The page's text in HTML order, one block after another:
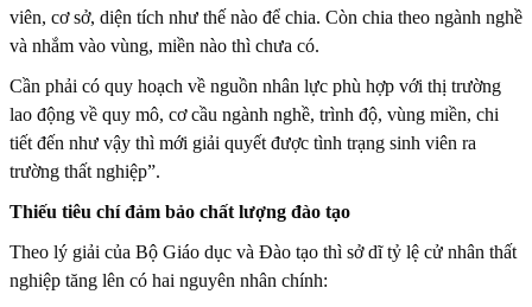
viên, cơ sở, diện tích như thế nào để chia. Còn chia theo ngành nghề
và nhắm vào vùng, miền nào thì chưa có.
Cần phải có quy hoạch về nguồn nhân lực phù hợp với thị trường
lao động về quy mô, cơ cầu ngành nghề, trình độ, vùng miền, chi
tiết đến như vậy thì mới giải quyết được tình trạng sinh viên ra
trường thất nghiệp”.
Thiếu tiêu chí đảm bảo chất lượng đào tạo
Theo lý giải của Bộ Giáo dục và Đào tạo thì sở dĩ tỷ lệ cử nhân thất
nghiệp tăng lên có hai nguyên nhân chính: